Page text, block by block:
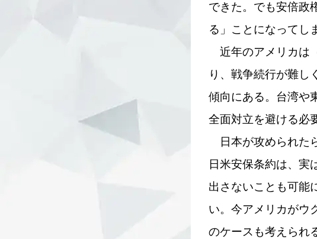
できた。でも安倍政
る」ことになってし
近年のアメリカは
り、戦争続行が難し
傾向にある。台湾や
全面対立を避ける必
日本が攻められた
日米安保条約は、実
出さないことも可能
い。今アメリカがウ
のケースも考えられ